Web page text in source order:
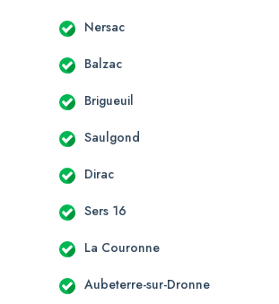
Nersac
Balzac
Brigueuil
Saulgond
Dirac
Sers 16
La Couronne
Aubeterre-sur-Dronne